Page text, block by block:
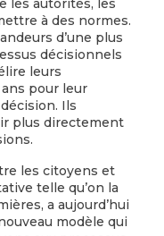
les autorités, les
à des normes.
d’une plus
décisionnels
leurs
pour leur
Ils
plus directement
les citoyens et
telle qu’on la
a aujourd’hui
modèle qui